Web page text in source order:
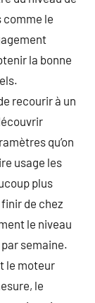
le
la bonne
recourir à un
qu’on
usage les
plus
finir de chez
le niveau
par semaine.
le moteur
le